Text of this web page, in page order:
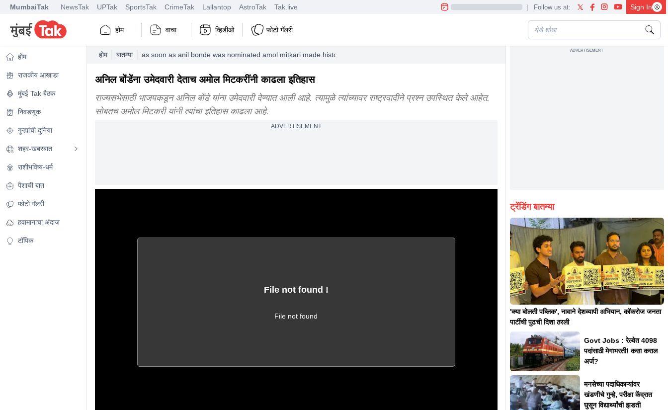
MumbaiTak NewsTak UPTak SportsTak CrimeTak Lallantop AstroTak Tak.live | Follow us at: Sign In
होम वाचा व्हिडीओ फोटो गॅलरी
होम
राजकीय आखाडा
मुंबई Tak बैठक
निवडणूक
गुन्ह्यांची दुनिया
शहर-खबरबात
राशीभविष्य-धर्म
पैशाची बात
फोटो गॅलरी
हवामानाचा अंदाज
टॉपिक
होम बातम्या as soon as anil bonde was nominated amol mitkari made history
अनिल बोंडेंना उमेदवारी देताच अमोल मिटकरींनी काढला इतिहास
राज्यसभेसाठी भाजपकडून अनिल बोंडे यांना उमेदवारी देण्यात आली आहे. त्यामुळे त्यांच्यावर राष्ट्रवादीने प्रश्न उपस्थित केले आहेत.
सोबतच अमोल मिटकरी यांनी त्यांचा इतिहास काढला आहे.
ADVERTISEMENT
File not found !
File not found
ADVERTISEMENT
ट्रेंडिंग बातम्या
'क्या बोलती पब्लिक', नावाने देशव्यापी अभियान, कॉकरोज जनता
पार्टीची पुढची दिशा ठरली
Govt Jobs : रेल्वेत 4098
पदांसाठी मेगाभरती! कसा कराल
अर्ज?
मनसेच्या पदाधिकाऱ्यांवर
खंडणीचे गुन्हे, परीक्षा केंद्रात
घुसून विद्यार्थ्यांची झडती